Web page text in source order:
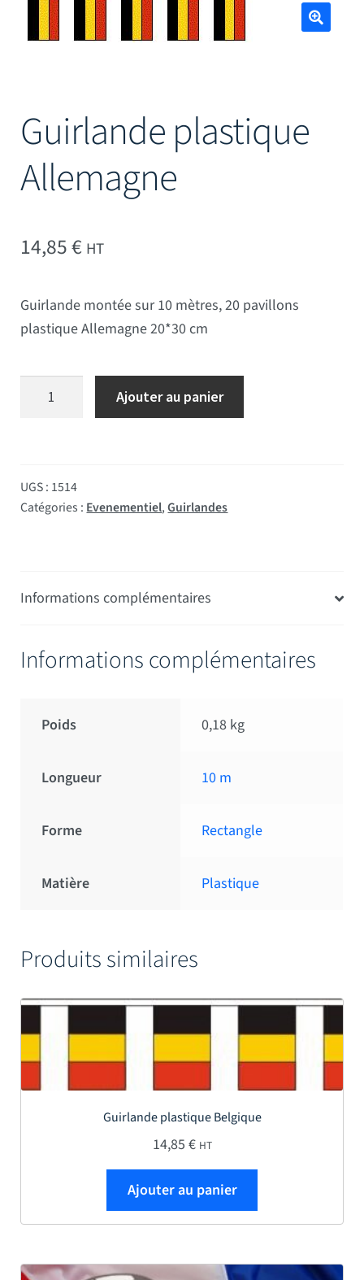
Mâts
Guirlande plastique
Allemagne
14,85€ HT
Guirlande montée sur 10 mètres, 20 pavillons
plastique Allemagne 20*30 cm
quantité de Guirlande plastique Allemagne
Ajouter au panier
UGS : 1514
Catégories : Evenementiel,Guirlandes
Informations complémentaires
Informations complémentaires
Poids 0,18 kg
Longueur 10 m
Forme Rectangle
Matière Plastique
Produits similaires
Guirlande plastique Belgique
14,85 € HT
Ajouter au panier